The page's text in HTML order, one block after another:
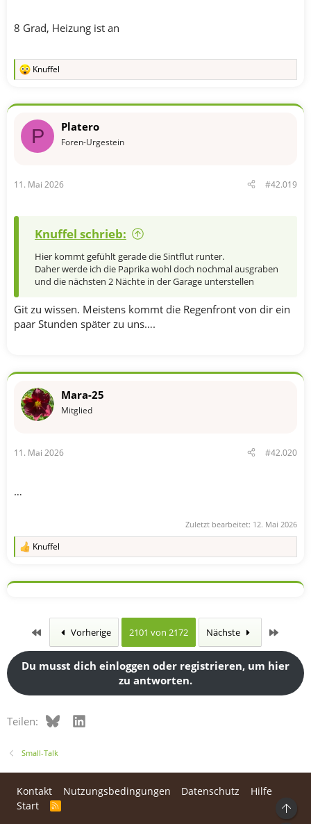
8 Grad, Heizung ist an
R
k
o
:
Knuffel
P Platero
Foren-Urgestein
11. Mai 2026 #42.019
Knuffel schrieb:
Hier kommt gefühlt gerade die Sintflut runter.
Daher werde ich die Paprika wohl doch nochmal ausgraben
und die nächsten 2 Nächte in der Garage unterstellen
Git zu wissen. Meistens kommt die Regenfront von dir ein
paar Stunden später zu uns….
Mara-25
Mitglied
11. Mai 2026 #42.020
…
Zuletzt bearbeitet: 12. Mai 2026
R
k
n
Knuffel
Erste Vorherige 2101 von 2172 Nächste
Du musst dich einloggen oder registrieren, um hier
zu antworten.
Teilen: BlueskyLinkedIn
Small-Talk
Kontakt Nutzungsbedingungen Datenschutz
Hilfe
Start
R